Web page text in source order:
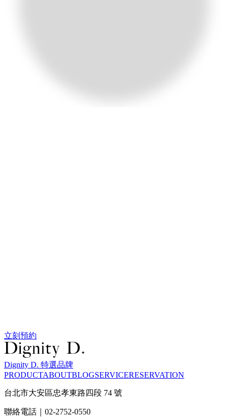
立刻預約
Dignity D. 特選品牌
PRODUCTABOUTBLOGSERVICERESERVATION
台北市大安區忠孝東路四段 74 號
聯絡電話｜02-2752-0550